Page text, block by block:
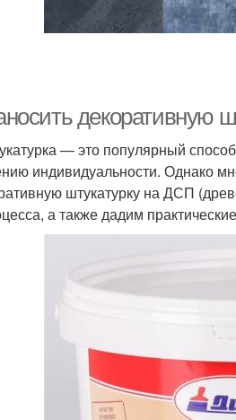
декоративную
— это популярный
индивидуальности. Однако
штукатурку на ДСП
а также дадим